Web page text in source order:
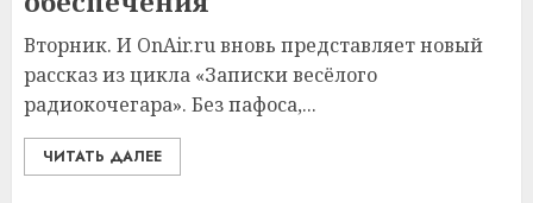
Вторник. И OnAir.ru вновь представляет новый
рассказ из цикла «Записки весёлого
радиокочегара». Без пафоса,...
ЧИТАТЬ ДАЛЕЕ